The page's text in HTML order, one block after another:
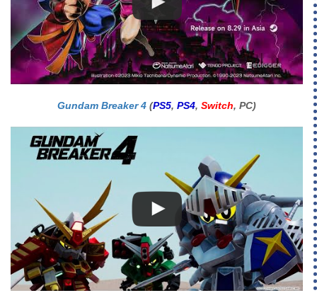
Gundam Breaker 4 (PS5, PS4, Switch, PC)